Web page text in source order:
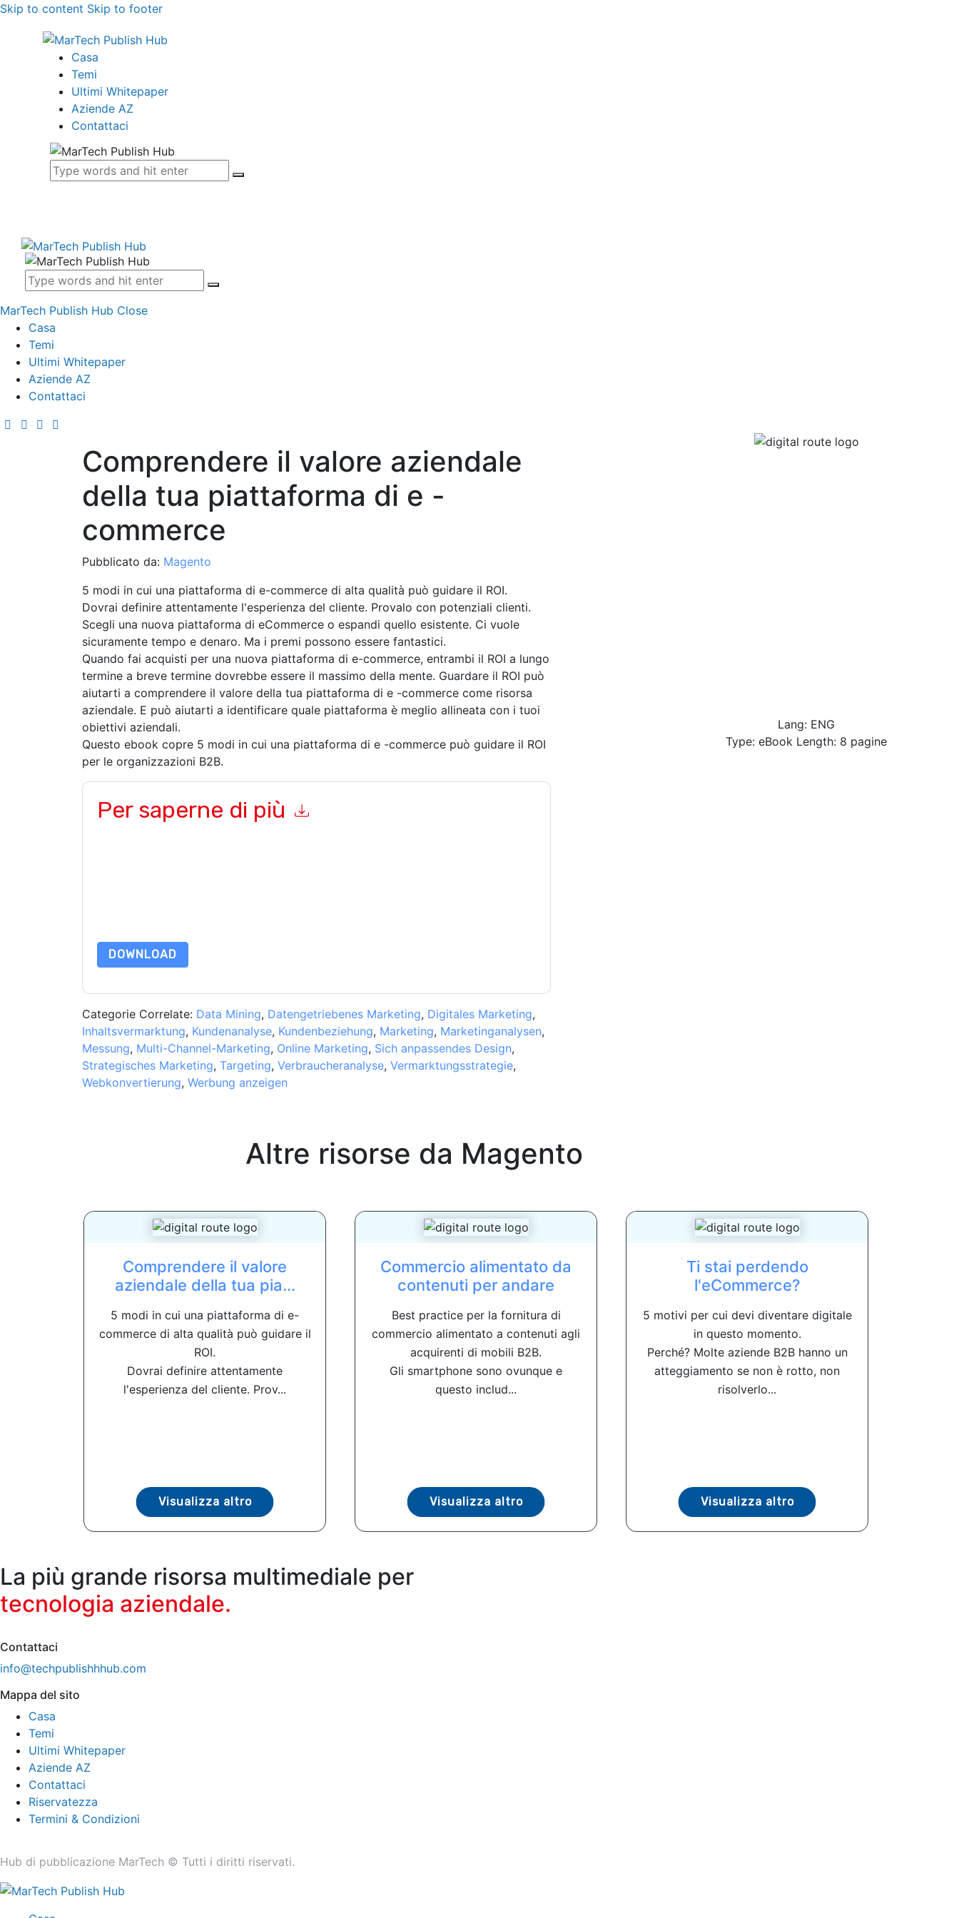
Skip to content Skip to footer
Casa
Temi
Ultimi Whitepaper
Aziende AZ
Contattaci
MarTech Publish Hub Close
Casa
Temi
Ultimi Whitepaper
Aziende AZ
Contattaci
Comprendere il valore aziendale
della tua piattaforma di e -
commerce
Pubblicato da: Magento
5 modi in cui una piattaforma di e-commerce di alta qualità può guidare il ROI.
Dovrai definire attentamente l'esperienza del cliente. Provalo con potenziali clienti.
Scegli una nuova piattaforma di eCommerce o espandi quello esistente. Ci vuole
sicuramente tempo e denaro. Ma i premi possono essere fantastici.
Quando fai acquisti per una nuova piattaforma di e-commerce, entrambi il ROI a lungo
termine a breve termine dovrebbe essere il massimo della mente. Guardare il ROI può
aiutarti a comprendere il valore della tua piattaforma di e -commerce come risorsa
aziendale. E può aiutarti a identificare quale piattaforma è meglio allineata con i tuoi
obiettivi aziendali.
Questo ebook copre 5 modi in cui una piattaforma di e -commerce può guidare il ROI
per le organizzazioni B2B.
Per saperne di più
DOWNLOAD
Categorie Correlate: Data Mining, Datengetriebenes Marketing, Digitales Marketing,
Inhaltsvermarktung, Kundenanalyse, Kundenbeziehung, Marketing, Marketinganalysen,
Messung, Multi-Channel-Marketing, Online Marketing, Sich anpassendes Design,
Strategisches Marketing, Targeting, Verbraucheranalyse, Vermarktungsstrategie,
Webkonvertierung, Werbung anzeigen
Lang: ENG
Type: eBook Length: 8 pagine
Altre risorse da Magento
Comprendere il valore
aziendale della tua pia...
5 modi in cui una piattaforma di e-
commerce di alta qualità può guidare il
ROI.
Dovrai definire attentamente
l'esperienza del cliente. Prov...
Visualizza altro
Commercio alimentato da
contenuti per andare
Best practice per la fornitura di
commercio alimentato a contenuti agli
acquirenti di mobili B2B.
Gli smartphone sono ovunque e
questo includ...
Visualizza altro
Ti stai perdendo
l'eCommerce?
5 motivi per cui devi diventare digitale
in questo momento.
Perché? Molte aziende B2B hanno un
atteggiamento se non è rotto, non
risolverlo...
Visualizza altro
La più grande risorsa multimediale per
tecnologia aziendale.
Contattaci
info@techpublishhhub.com
Mappa del sito
Casa
Temi
Ultimi Whitepaper
Aziende AZ
Contattaci
Riservatezza
Termini & Condizioni
Hub di pubblicazione MarTech © Tutti i diritti riservati.